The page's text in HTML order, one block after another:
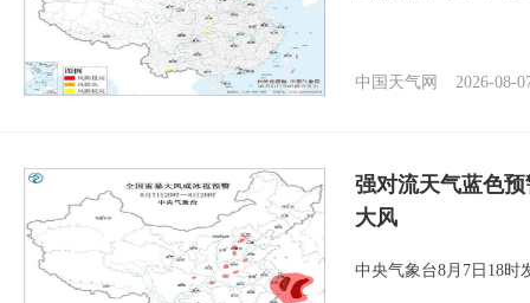
中国天气网 2026-08-
强对流天气蓝色
大风
中央气象台8月7日18时